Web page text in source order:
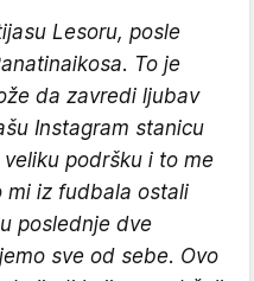
Lesoru, posle
To je
da zavredi ljubav
Instagram stanicu
podršku i to me
mi iz fudbala ostali
poslednje dve
sve od sebe. Ovo